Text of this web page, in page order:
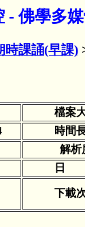
- 佛學多
時課誦(早課)
檔案
時間
解析
日
下載